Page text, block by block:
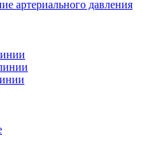
артериального давления